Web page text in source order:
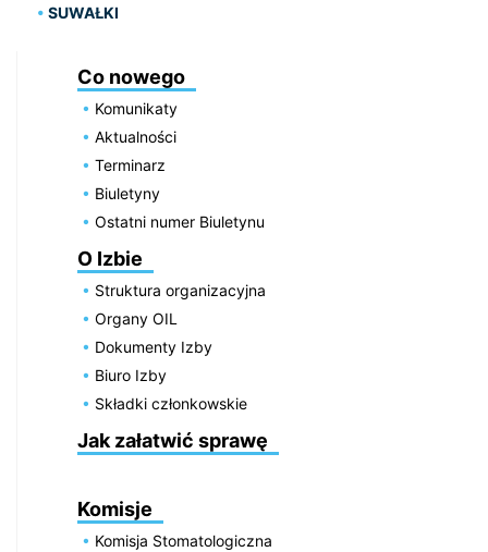
SUWAŁKI
Co nowego
Komunikaty
Aktualności
Terminarz
Biuletyny
Ostatni numer Biuletynu
O Izbie
Struktura organizacyjna
Organy OIL
Dokumenty Izby
Biuro Izby
Składki członkowskie
Jak załatwić sprawę
Komisje
Komisja Stomatologiczna